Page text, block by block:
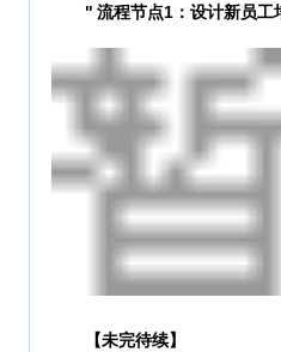
" 流程节点1：设计新员工
【未完待续】